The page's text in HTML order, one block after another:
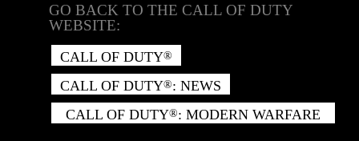
GO BACK TO THE CALL OF DUTY
WEBSITE:
CALL OF DUTY®
CALL OF DUTY®: NEWS
CALL OF DUTY®: MODERN WARFARE